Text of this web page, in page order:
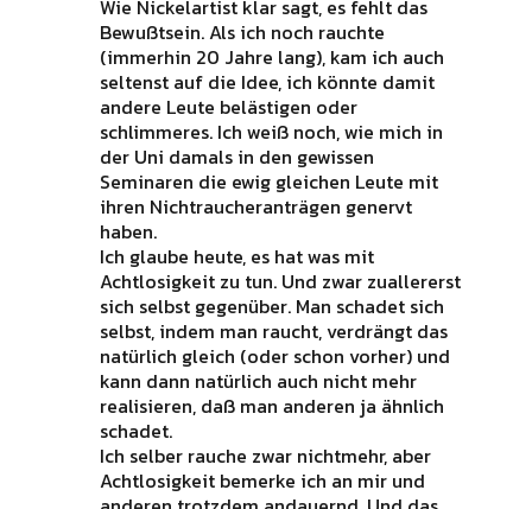
Wie Nickelartist klar sagt, es fehlt das
Bewußtsein. Als ich noch rauchte
(immerhin 20 Jahre lang), kam ich auch
seltenst auf die Idee, ich könnte damit
andere Leute belästigen oder
schlimmeres. Ich weiß noch, wie mich in
der Uni damals in den gewissen
Seminaren die ewig gleichen Leute mit
ihren Nichtraucheranträgen genervt
haben.
Ich glaube heute, es hat was mit
Achtlosigkeit zu tun. Und zwar zuallererst
sich selbst gegenüber. Man schadet sich
selbst, indem man raucht, verdrängt das
natürlich gleich (oder schon vorher) und
kann dann natürlich auch nicht mehr
realisieren, daß man anderen ja ähnlich
schadet.
Ich selber rauche zwar nichtmehr, aber
Achtlosigkeit bemerke ich an mir und